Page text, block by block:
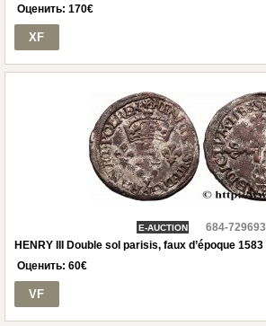
Оценить: 170€
XF
E-AUCTION
684-729693
HENRY III Double sol parisis, faux d’époque
Оценить: 60€
VF